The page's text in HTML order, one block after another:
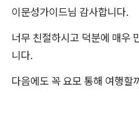
이문성가이드님 감사합니다.
너무 친절하시고 덕분에 매우
니다.
다음에도 꼭 요모 통해 여행할